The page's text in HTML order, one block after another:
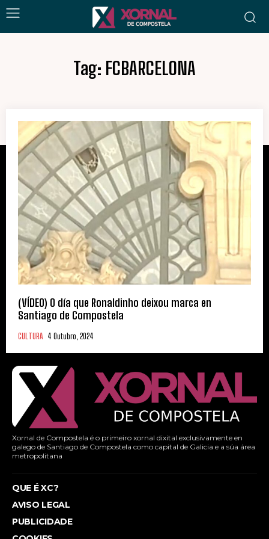
Tag: FCBARCELONA
(VÍDEO) O día que Ronaldinho deixou marca en
Santiago de Compostela
CULTURA 4 Outubro, 2024
Xornal de Compostela é o primeiro xornal dixital exclusivamente en
galego de Santiago de Compostela como capital de Galicia e a súa área
metropolitana
QUE É XC?
AVISO LEGAL
PUBLICIDADE